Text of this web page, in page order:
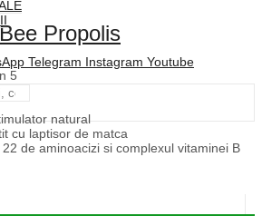
Propolis
5
natural
cu laptisor de matca
de aminoacizi si complexul vitaminei B
Telegram Instagram Youtube